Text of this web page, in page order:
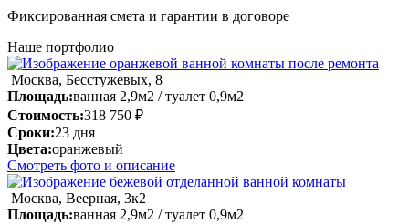
Фиксированная смета и гарантии в договоре
Наше портфолио
Москва, Бесстужевых, 8
Площадь:ванная 2,9м2 / туалет 0,9м2
Стоимость:318 750 ₽
Сроки:23 дня
Цвета:оранжевый
Смотреть фото и описание
Москва, Веерная, 3к2
Площадь:ванная 2,9м2 / туалет 0,9м2